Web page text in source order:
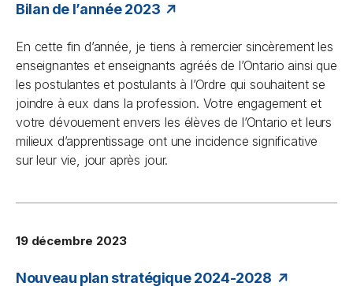
Bilan de l’année 2023
En cette fin d’année, je tiens à remercier sincèrement les
enseignantes et enseignants agréés de l’Ontario ainsi que
les postulantes et postulants à l’Ordre qui souhaitent se
joindre à eux dans la profession. Votre engagement et
votre dévouement envers les élèves de l’Ontario et leurs
milieux d’apprentissage ont une incidence significative
sur leur vie, jour après jour.
19 décembre 2023
Nouveau plan stratégique 2024-2028